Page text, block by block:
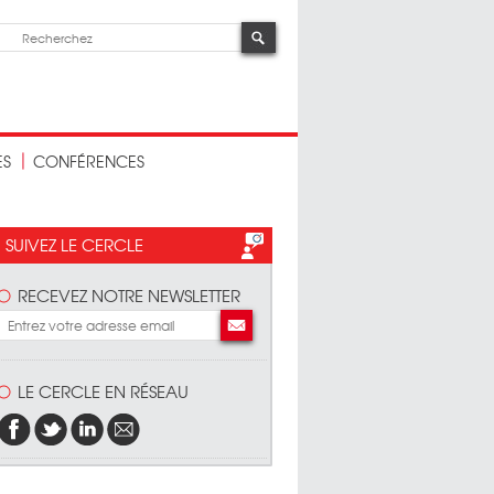
CONFÉRENCES
SUIVEZ LE CERCLE
RECEVEZ NOTRE NEWSLETTER
LE CERCLE EN RÉSEAU